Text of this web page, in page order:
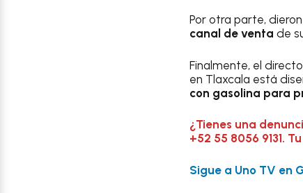
Por otra parte,
canal de venta de
Finalmente, el
en Tlaxcala está
con gasolina para
¿Tienes una
+52 55 8056 9131.
Sigue a Uno TV en